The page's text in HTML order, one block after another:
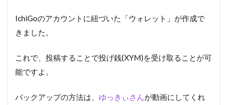
IchiGoのアカウントに紐づいた「ウォレット」が作成で
きました。
これで、投稿することで投げ銭(XYM)を受け取ることが可
能ですよ。
バックアップの方法は、 ゆっきぃさんが動画にしてくれ